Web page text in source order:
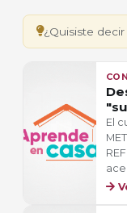
¿Quisiste decir
El